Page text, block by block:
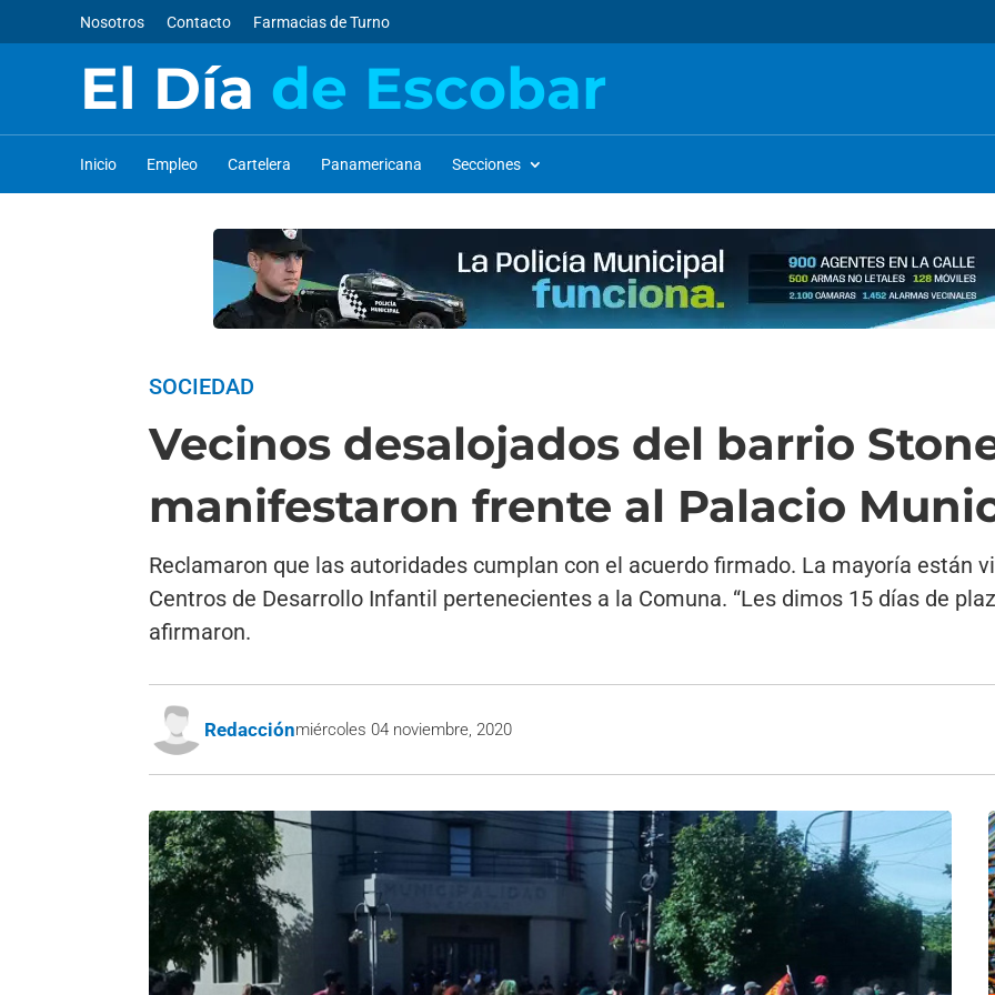
Nosotros Contacto Farmacias de Turno
El Día de Escobar
Inicio Empleo Cartelera Panamericana Secciones
SOCIEDAD
Vecinos desalojados del barrio
manifestaron frente al Palacio
Reclamaron que las autoridades cumplan con el acuerdo firmado. La mayoría están
Centros de Desarrollo Infantil pertenecientes a la Comuna. “Les dimos 15 días de
afirmaron.
Redacciónmiércoles 04 noviembre, 2020